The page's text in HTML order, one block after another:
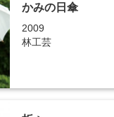
かみの日傘
2009
林工芸